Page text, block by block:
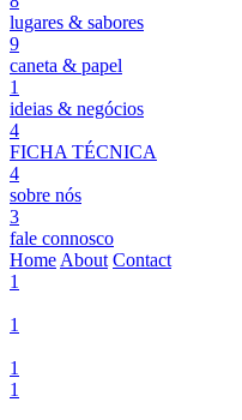
lugares & sabores
9
caneta & papel
1
ideias & negócios
4
FICHA TÉCNICA
4
sobre nós
3
fale connosco
Home About Contact
1
1
1
1